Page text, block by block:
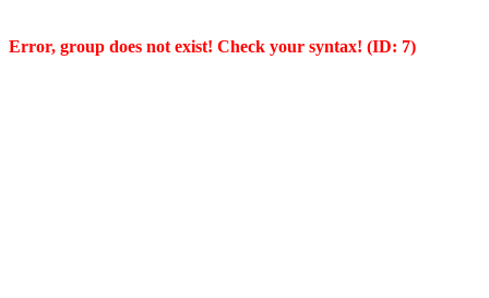
Error, group does not exist! Check your syntax! (ID: 7)